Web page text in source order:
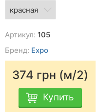
Артикул: 105
Бренд: Expo
374 грн (м/2)
Купить